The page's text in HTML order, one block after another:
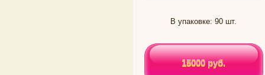
В упаковке: 90 шт.
15000 руб.
15000 руб.